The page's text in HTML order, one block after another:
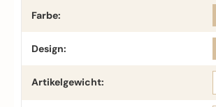
Farbe:
Design:
Artikelgewicht: